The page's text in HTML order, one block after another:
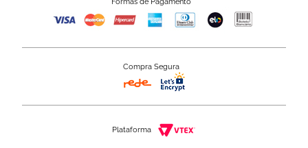
Formas de Pagamento
Compra Segura
Plataforma